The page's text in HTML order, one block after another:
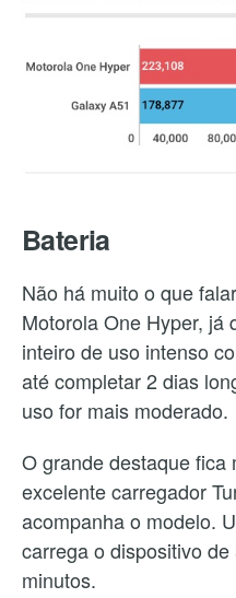
Bateria
Não há muito o que
Motorola One Hyper, já
inteiro de uso intenso
até completar 2 dias
uso for mais moderado.
O grande destaque fica
excelente carregador
acompanha o modelo.
carrega o dispositivo
minutos.